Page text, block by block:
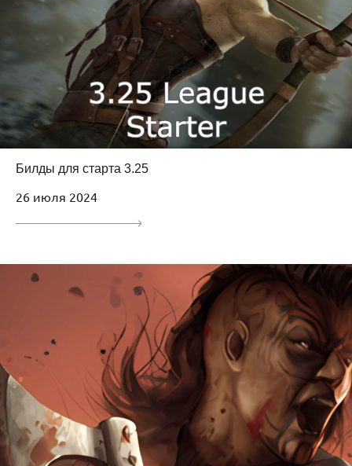
Билды для старта 3.25
26 июля 2024